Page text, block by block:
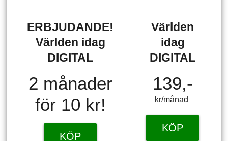
ERBJUDANDE!
Världen idag
DIGITAL
2 månader
för 10 kr!
KÖP
Världen
idag
DIGITAL
139,-
kr/månad ​​​​​​
KÖP